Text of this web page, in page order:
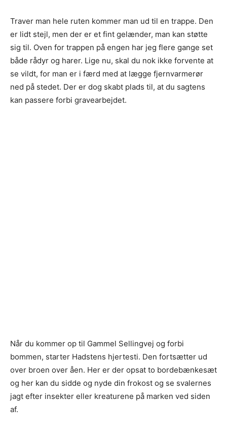
Traver man hele ruten kommer man ud til en trappe. Den
er lidt stejl, men der er et fint gelænder, man kan støtte
sig til. Oven for trappen på engen har jeg flere gange set
både rådyr og harer. Lige nu, skal du nok ikke forvente at
se vildt, for man er i færd med at lægge fjernvarmerør
ned på stedet. Der er dog skabt plads til, at du sagtens
kan passere forbi gravearbejdet.
Når du kommer op til Gammel Sellingvej og forbi
bommen, starter Hadstens hjertesti. Den fortsætter ud
over broen over åen. Her er der opsat to bordebænkesæt
og her kan du sidde og nyde din frokost og se svalernes
jagt efter insekter eller kreaturene på marken ved siden
af.